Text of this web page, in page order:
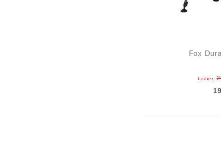
Fox
bisher: